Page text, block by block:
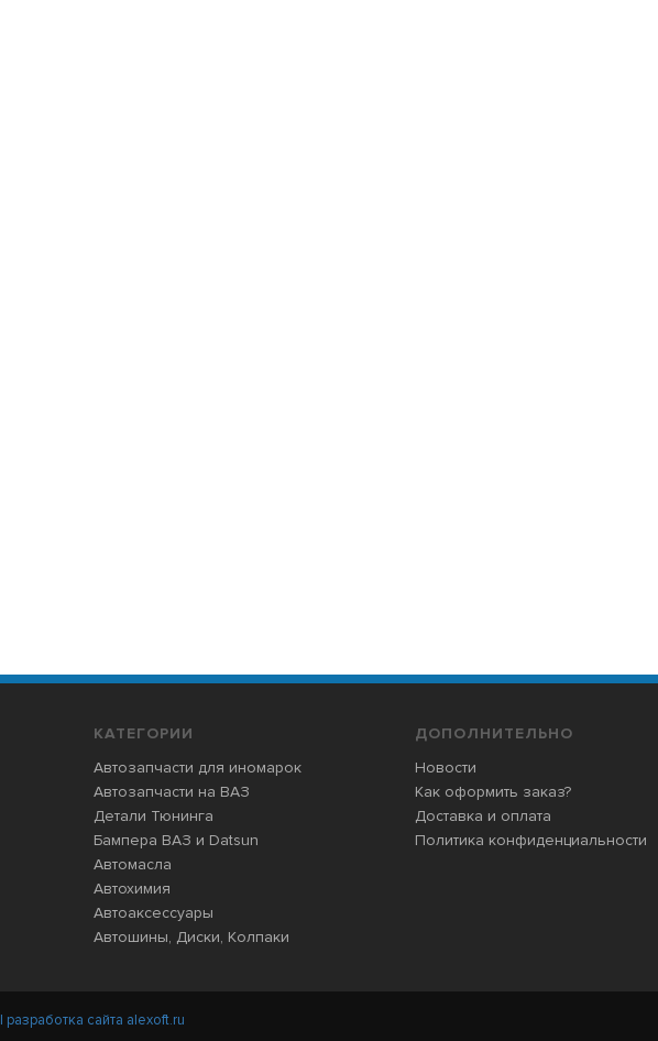
КАТЕГОРИИ
Автозапчасти для иномарок
Автозапчасти на ВАЗ
Детали Тюнинга
Бампера ВАЗ и Datsun
Автомасла
Автохимия
Автоаксессуары
Автошины, Диски, Колпаки
ДОПОЛНИТЕЛЬНО
Новости
Как оформить заказ?
Доставка и оплата
Политика конфиденциальности
| разработка сайта alexoft.ru